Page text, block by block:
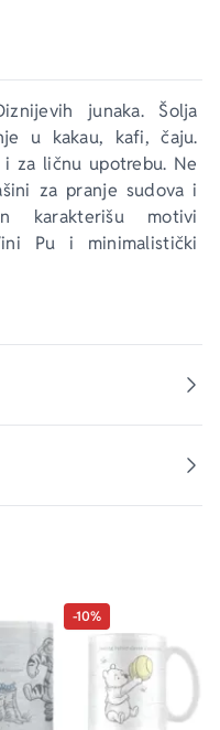
junaka. Šolja
u kakau, kafi, čaju.
za ličnu upotrebu. Ne
za pranje sudova i
karakterišu motivi
Pu i minimalistički
-10%